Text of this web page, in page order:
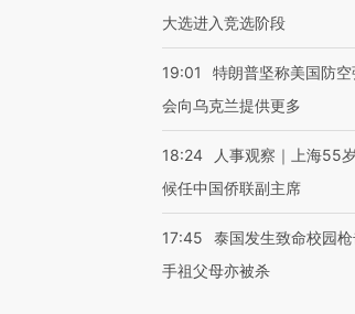
大选进入竞选阶段
19:01
特朗普坚称美国防
会向乌克兰提供更多
18:24
人事观察｜上海55
候任中国侨联副主席
17:45
泰国发生致命校园
手祖父母亦被杀